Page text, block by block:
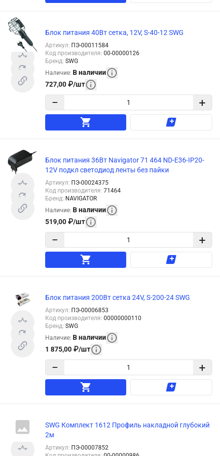
Блок питания 40Вт сетка, 12V, S-40-12 SWG
Артикул: ПЭ-00011584
Код производителя: 00-00000126
Бренд: SWG
Наличие: В наличии
727,00 ₽/шт
− +
Блок питания 36Вт Navigator 71 464 ND-E36-IP20-
12V подкл светодиод ленты без пайки
Артикул: ПЭ-00024375
Код производителя: 71464
Бренд: NAVIGATOR
Наличие: В наличии
519,00 ₽/шт
− +
Блок питания 200Вт сетка 24V, S-200-24 SWG
Артикул: ПЭ-00006853
Код производителя: 00000000110
Бренд: SWG
Наличие: В наличии
1 875,00 ₽/шт
− +
SWG Комплект 1612 Профиль накладной глубокий
2м
Артикул: ПЭ-00007852